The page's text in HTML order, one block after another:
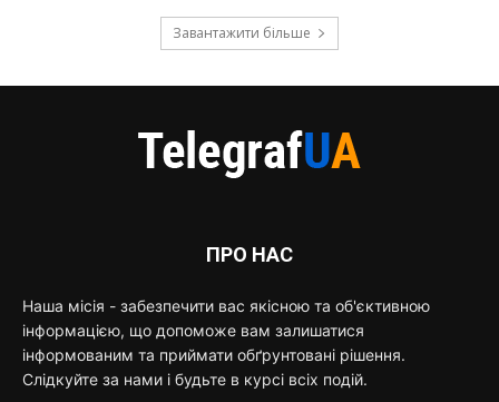
Завантажити більше
ПРО НАС
Наша місія - забезпечити вас якісною та об'єктивною
інформацією, що допоможе вам залишатися
інформованим та приймати обґрунтовані рішення.
Слідкуйте за нами і будьте в курсі всіх подій.